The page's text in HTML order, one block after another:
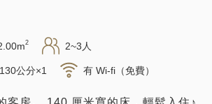
2 2~3人
公分×1 有 Wi-fi（免費）